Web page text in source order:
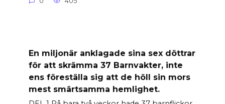
En miljonär anklagade sina sex döttrar
för att skrämma 37 Barnvakter, inte
ens föreställa sig att de höll sin mors
mest smärtsamma hemlighet.